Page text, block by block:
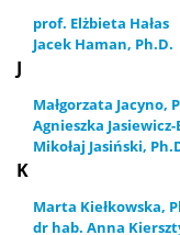
prof. Elżbieta Hałas
Jacek Haman, Ph.D.
J
Małgorzata Jacyno,
Agnieszka
Mikołaj Jasiński,
K
Marta Kiełkowska,
dr hab. Anna